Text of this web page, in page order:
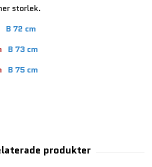
storlek.
B 72 cm
B 73 cm
B 75 cm